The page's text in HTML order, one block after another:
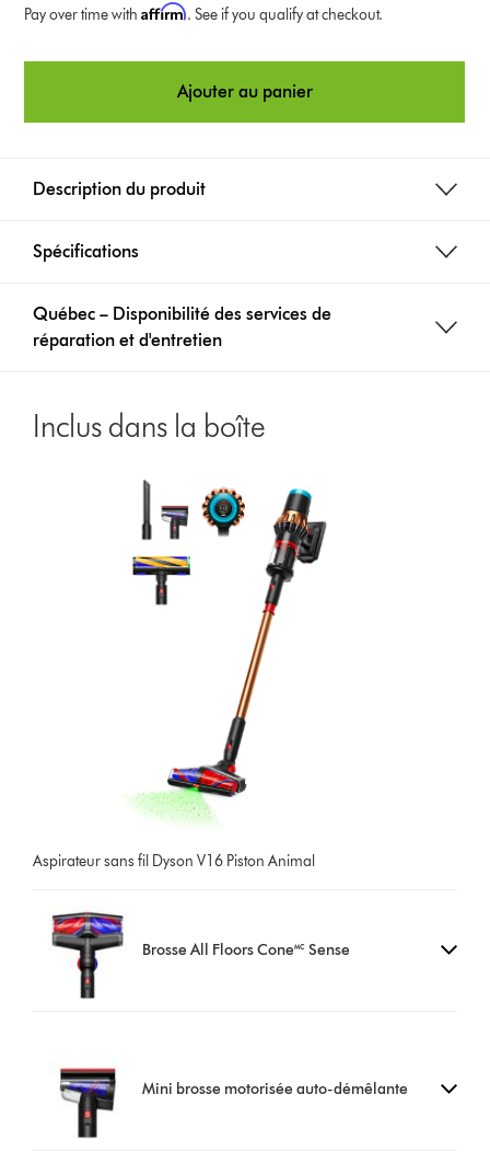
Pay over time withAffirm. See if you qualify at checkout.
Ajouter au panier
Description du produit
Spécifications
Québec – Disponibilité des services de
réparation et d'entretien
Inclus dans la boîte
Aspirateur sans fil Dyson V16 Piston Animal
Brosse All Floors Cone🅪 Sense
Mini brosse motorisée auto-démêlante